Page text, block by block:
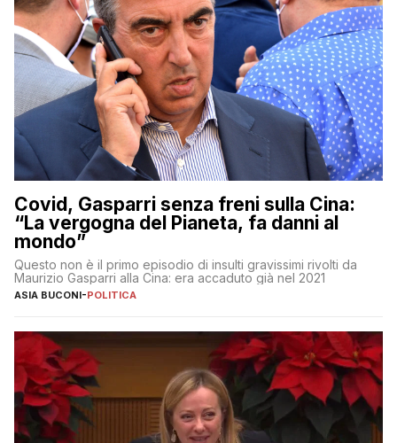
Covid, Gasparri senza freni sulla Cina:
“La vergogna del Pianeta, fa danni al
mondo”
Questo non è il primo episodio di insulti gravissimi rivolti da
Maurizio Gasparri alla Cina: era accaduto già nel 2021
ASIA BUCONI-POLITICA